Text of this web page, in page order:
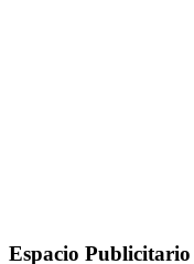
Espacio Publicitario